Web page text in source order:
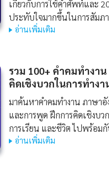
เกี่ยวกับการใช้คำศัพท์และ
ประทับใจมากขึ้นในการสัม
อ่านเพิ่มเติม
รวม 100+ คําคมทําง
คิดเชิงบวกในการทำงา
มาค้นหาคําคมทํางาน ภาษา
และการพูด ฝึกการคิดเชิงบว
การเรียน และชีวิต ไปพร้อมกั
อ่านเพิ่มเติม